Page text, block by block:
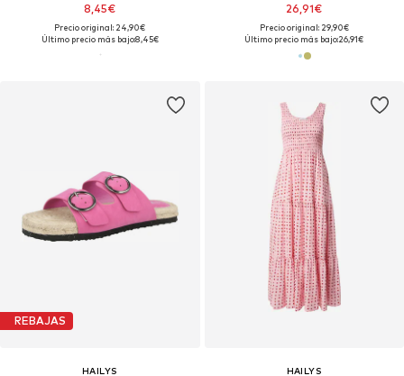
8,45€
Precio original: 24,90€
Último precio más bajo:8,45€
26,91€
Precio original: 29,90€
Último precio más bajo:26,91€
REBAJAS
HAILYS HAILYS